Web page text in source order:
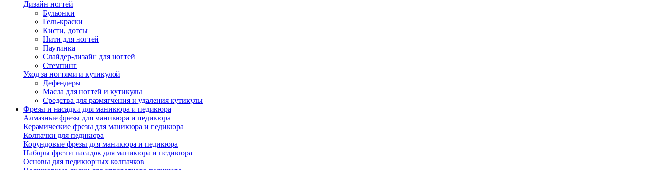
Дизайн ногтей
Бульонки
Гель-краски
Кисти, дотсы
Нити для ногтей
Паутинка
Слайдер-дизайн для ногтей
Стемпинг
Уход за ногтями и кутикулой
Дефендеры
Масла для ногтей и кутикулы
Средства для размягчения и удаления кутикулы
Фрезы и насадки для маникюра и педикюра
Алмазные фрезы для маникюра и педикюра
Керамические фрезы для маникюра и педикюра
Колпачки для педикюра
Корундовые фрезы для маникюра и педикюра
Наборы фрез и насадок для маникюра и педикюра
Основы для педикюрных колпачков